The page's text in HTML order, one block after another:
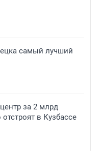
самый лучший
за 2 млрд
в Кузбассе